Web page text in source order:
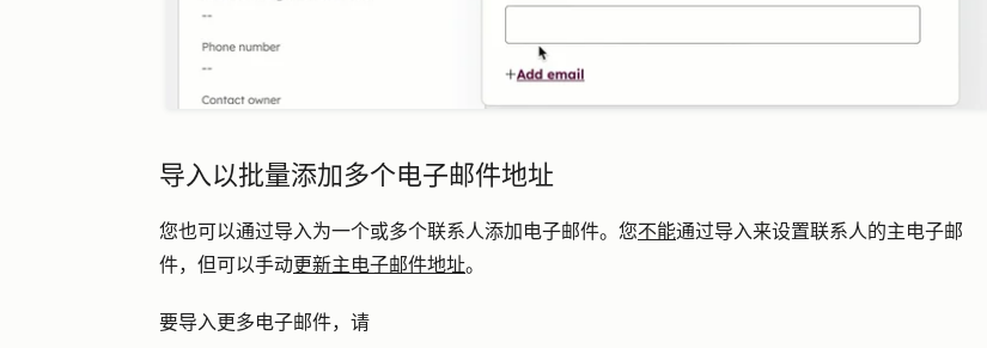
导入以批量添加多个电子邮件地址
您也可以通过导入为一个或多个联系人添加电子邮件。您不能通过导入来设置联系人的主电子邮
件，但可以手动更新主电子邮件地址。
要导入更多电子邮件，请